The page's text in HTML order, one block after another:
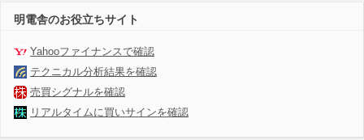
明電舎のお役立ちサイト
Yahooファイナンスで確認
テクニカル分析結果を確認
売買シグナルを確認
リアルタイムに買いサインを確認